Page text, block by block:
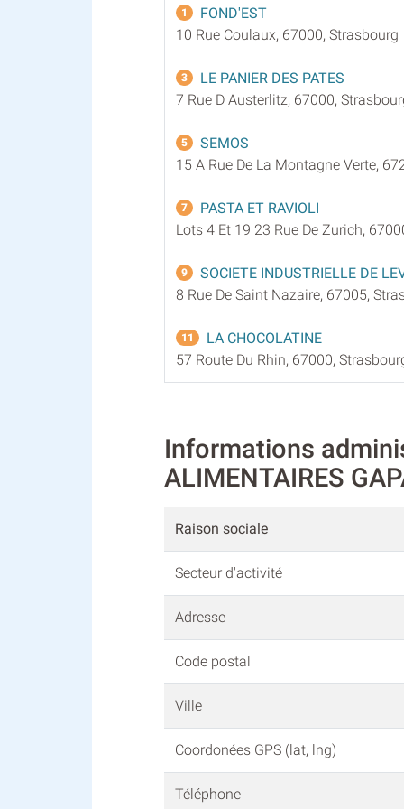
1
FOND'EST
10 Rue Coulaux, 67000, Strasbourg
3
LE PANIER DES PATES
7 Rue D Austerlitz, 67000,
5
SEMOS
15 A Rue De La Montagne Verte,
7
PASTA ET RAVIOLI
Lots 4 Et 19 23 Rue De Zurich,
9
SOCIETE INDUSTRIELLE DE
8 Rue De Saint Nazaire, 67005,
11
LA CHOCOLATINE
57 Route Du Rhin, 67000,
Informations
ALIMENTAIRES
Raison sociale
Secteur d'activité
Adresse
Code postal
Ville
Coordonées GPS (lat, lng)
Téléphone